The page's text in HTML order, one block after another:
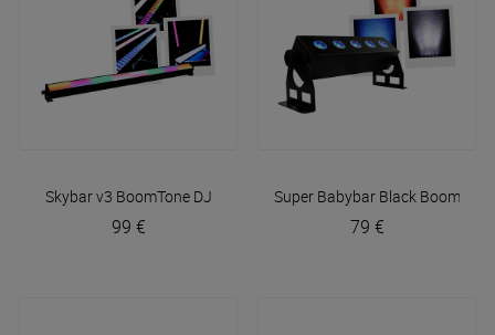
Skybar v3 BoomTone DJ
99 €
Super Babybar Black
79 €